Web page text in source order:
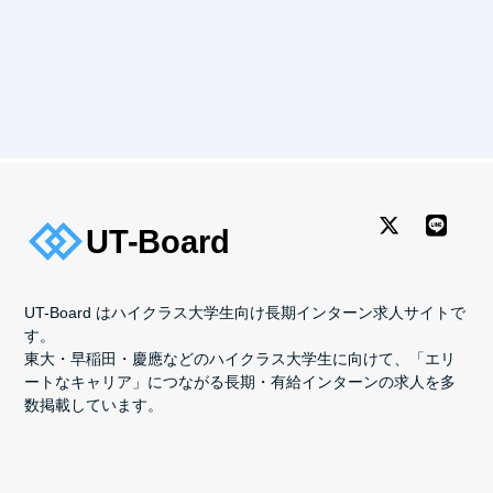
UT-Board はハイクラス大学生向け長期インターン求人サイトで
す。
東大・早稲田・慶應などのハイクラス大学生に向けて、「エリ
ートなキャリア」につながる長期・有給インターンの求人を多
数掲載しています。